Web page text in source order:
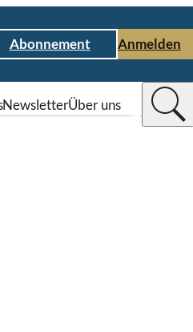
Abonnement Anmelden
NewsletterÜber uns